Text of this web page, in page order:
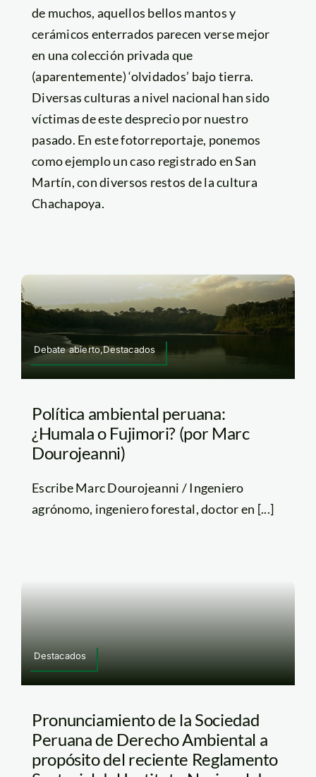
de muchos, aquellos bellos mantos y
cerámicos enterrados parecen verse mejor
en una colección privada que
(aparentemente) ‘olvidados’ bajo tierra.
Diversas culturas a nivel nacional han sido
víctimas de este desprecio por nuestro
pasado. En este fotorreportaje, ponemos
como ejemplo un caso registrado en San
Martín, con diversos restos de la cultura
Chachapoya.
Debate abierto,Destacados
Política ambiental peruana:
¿Humala o Fujimori? (por Marc
Dourojeanni)
Escribe Marc Dourojeanni / Ingeniero
agrónomo, ingeniero forestal, doctor en [...]
Destacados
Pronunciamiento de la Sociedad
Peruana de Derecho Ambiental a
propósito del reciente Reglamento